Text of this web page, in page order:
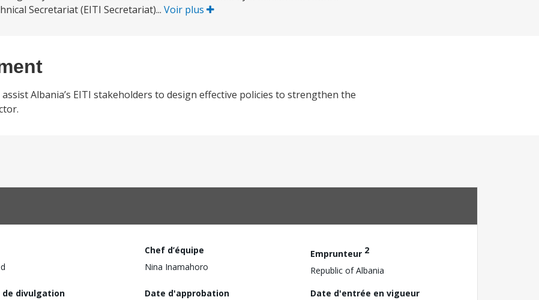
Secretariat (EITI Secretariat)... Voir plus
Albania’s EITI stakeholders to design effective policies to strengthen the
Chef d’équipe
Nina Inamahoro
Emprunteur 2
Republic of Albania
de divulgation
Date d'approbation
Date d'entrée en vigueur